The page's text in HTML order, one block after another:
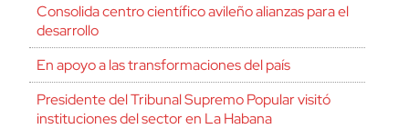
Consolida centro científico avileño alianzas para el
desarrollo
En apoyo a las transformaciones del país
Presidente del Tribunal Supremo Popular visitó
instituciones del sector en La Habana